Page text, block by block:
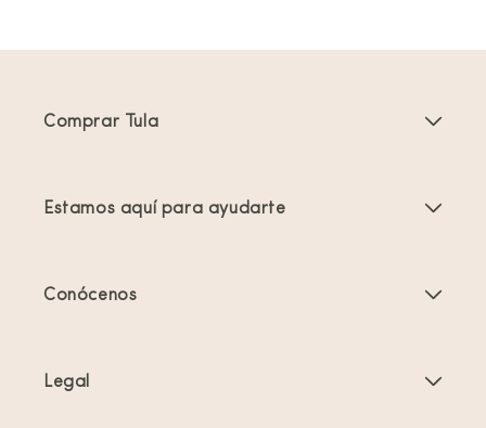
Comprar Tula
Ofertas y promociones
Estamos aquí para ayudarte
Conócenos
Legal